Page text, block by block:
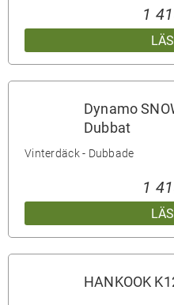
1
Dynamo
Dubbat
Vinterdäck - Dubbade
1
HANKOOK